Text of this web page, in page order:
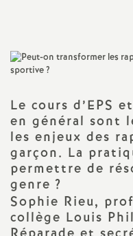
Le cours d’EPS
en général sont
les enjeux des
garçon. La
permettre de
genre ?
Sophie Rieu,
collège Louis